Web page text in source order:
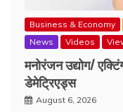
Business & Economy
News
Videos
मनोरंजन उद्योग/
डेमेट्रिएड्स
August 6, 2026